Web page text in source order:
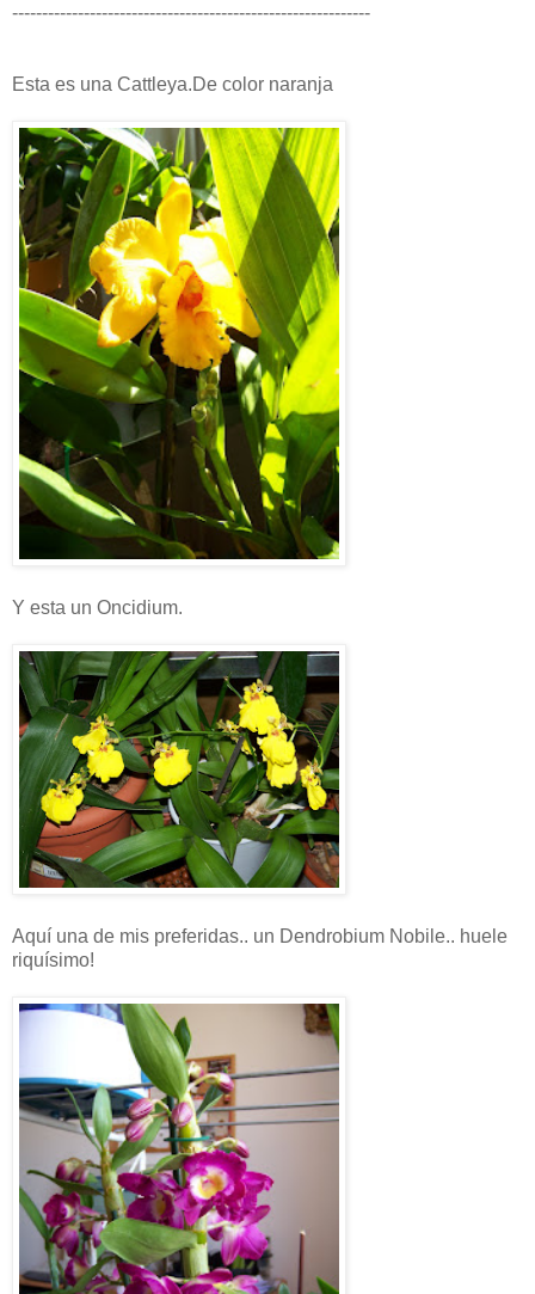
------------------------------------------------------------
Esta es una Cattleya.De color naranja
Y esta un Oncidium.
Aquí una de mis preferidas.. un Dendrobium Nobile.. huele
riquísimo!